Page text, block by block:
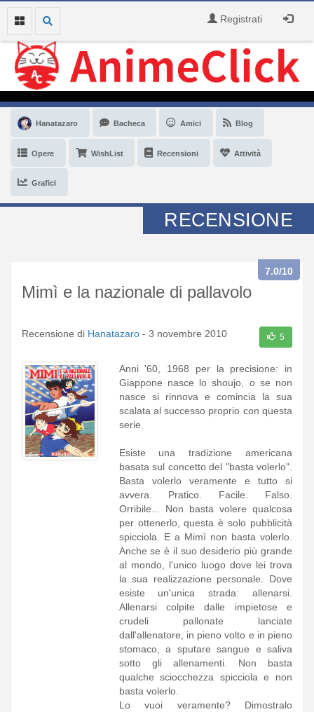
Registrati
Hanatazaro Bacheca Amici Blog
Opere WishList Recensioni Attività
Grafici
RECENSIONE
Mimì e la nazionale di pallavolo
7.0/10
Recensione di Hanatazaro - 3 novembre 2010 5
Anni '60, 1968 per la precisione: in
Giappone nasce lo shoujo, o se non
nasce si rinnova e comincia la sua
scalata al successo proprio con questa
serie.
Esiste una tradizione americana
basata sul concetto del "basta volerlo".
Basta volerlo veramente e tutto si
avvera. Pratico. Facile. Falso.
Orribile... Non basta volere qualcosa
per ottenerlo, questa è solo pubblicità
spicciola. E a Mimì non basta volerlo.
Anche se è il suo desiderio più grande
al mondo, l'unico luogo dove lei trova
la sua realizzazione personale. Dove
esiste un'unica strada: allenarsi.
Allenarsi colpite dalle impietose e
crudeli pallonate lanciate
dall'allenatore, in pieno volto e in pieno
stomaco, a sputare sangue e saliva
sotto gli allenamenti. Non basta
qualche sciocchezza spicciola e non
basta volerlo.
Lo vuoi veramente? Dimostralo